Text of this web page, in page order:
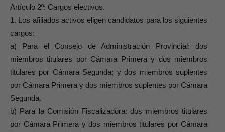
Artículo 2º: Cargos electivos.
1. Los afiliados activos eligen candidatos para los siguientes
cargos:
a) Para el Consejo de Administración Provincial: dos
miembros titulares por Cámara Primera y dos miembros
titulares por Cámara Segunda; y dos miembros suplentes
por Cámara Primera y dos miembros suplentes por Cámara
Segunda.
b) Para la Comisión Fiscalizadora: dos miembros titulares
por Cámara Primera y dos miembros titulares por Cámara